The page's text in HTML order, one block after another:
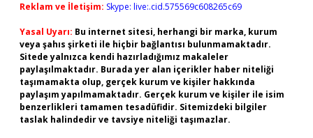
Reklam ve İletişim: Skype: live:.cid.575569c608265c69
Yasal Uyarı: Bu internet sitesi, herhangi bir marka, kurum
veya şahıs şirketi ile hiçbir bağlantısı bulunmamaktadır.
Sitede yalnızca kendi hazırladığımız makaleler
paylaşılmaktadır. Burada yer alan içerikler haber niteliği
taşımamakta olup, gerçek kurum ve kişiler hakkında
paylaşım yapılmamaktadır. Gerçek kurum ve kişiler ile isim
benzerlikleri tamamen tesadüfidir. Sitemizdeki bilgiler
taslak halindedir ve tavsiye niteliği taşımazlar.